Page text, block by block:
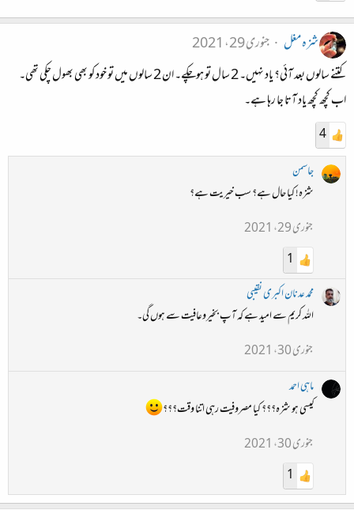
شزہ مغل
جنوری 29، 2021
کتنے سالوں بعد آئی؟ یاد نہیں۔ 2 سال تو ہوچکے۔ ان 2 سالوں میں تو خود کو بھی بھول چکی تھی۔
اب کچھ کچھ یاد آتا جا رہا ہے۔
4
جاسمن
شزہ! کیا حال ہے؟ سب خیریت ہے؟
جنوری 29، 2021
1
محمد عدنان اکبری نقیبی
اللہ کریم سے امید ہے کہ آپ بخیروعافیت سے ہوں گی۔
جنوری 30، 2021
ماہی احمد
کیسی ہو شزہ؟؟؟ کیا مصروفیت رہی اتنا وقت؟؟؟
جنوری 30، 2021
1